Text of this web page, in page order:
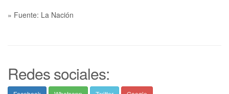
» Fuente: La Nación
Redes sociales: